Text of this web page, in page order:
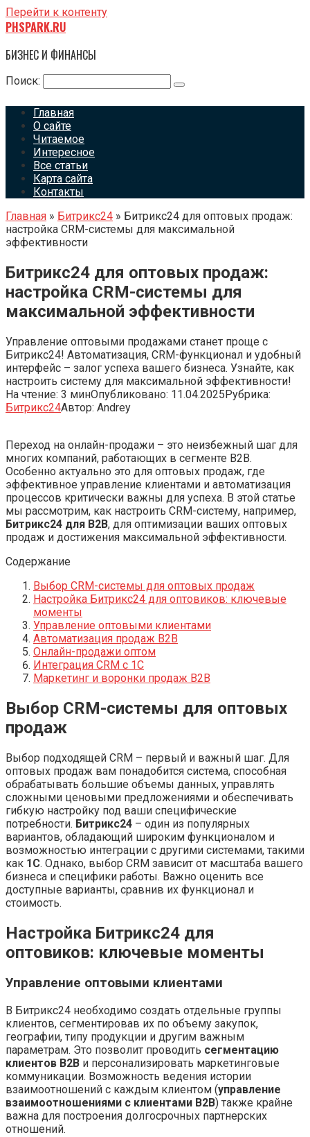
Перейти к контенту
PHSPARK.RU
БИЗНЕС И ФИНАНСЫ
Поиск:
Главная
О сайте
Читаемое
Интересное
Все статьи
Карта сайта
Контакты
Главная » Битрикс24 » Битрикс24 для оптовых продаж:
настройка CRM-системы для максимальной
эффективности
Битрикс24 для оптовых продаж:
настройка CRM-системы для
максимальной эффективности
Управление оптовыми продажами станет проще с
Битрикс24! Автоматизация, CRM-функционал и удобный
интерфейс – залог успеха вашего бизнеса. Узнайте, как
настроить систему для максимальной эффективности!
На чтение: 3 минОпубликовано: 11.04.2025Рубрика:
Битрикс24Автор: Andrey
Переход на онлайн-продажи – это неизбежный шаг для
многих компаний, работающих в сегменте B2B.
Особенно актуально это для оптовых продаж, где
эффективное управление клиентами и автоматизация
процессов критически важны для успеха. В этой статье
мы рассмотрим, как настроить CRM-систему, например,
Битрикс24 для B2B, для оптимизации ваших оптовых
продаж и достижения максимальной эффективности.
Содержание
Выбор CRM-системы для оптовых продаж
Настройка Битрикс24 для оптовиков: ключевые
моменты
Управление оптовыми клиентами
Автоматизация продаж B2B
Онлайн-продажи оптом
Интеграция CRM с 1С
Маркетинг и воронки продаж B2B
Выбор CRM-системы для оптовых
продаж
Выбор подходящей CRM – первый и важный шаг. Для
оптовых продаж вам понадобится система, способная
обрабатывать большие объемы данных, управлять
сложными ценовыми предложениями и обеспечивать
гибкую настройку под ваши специфические
потребности. Битрикс24 – один из популярных
вариантов, обладающий широким функционалом и
возможностью интеграции с другими системами, такими
как 1С. Однако, выбор CRM зависит от масштаба вашего
бизнеса и специфики работы. Важно оценить все
доступные варианты, сравнив их функционал и
стоимость.
Настройка Битрикс24 для
оптовиков: ключевые моменты
Управление оптовыми клиентами
В Битрикс24 необходимо создать отдельные группы
клиентов, сегментировав их по объему закупок,
географии, типу продукции и другим важным
параметрам. Это позволит проводить сегментацию
клиентов B2B и персонализировать маркетинговые
коммуникации. Возможность ведения истории
взаимоотношений с каждым клиентом (управление
взаимоотношениями с клиентами B2B) также крайне
важна для построения долгосрочных партнерских
отношений.